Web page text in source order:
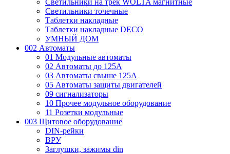
Светильники на трек WOLTA магнитные
Светильники точечные
Таблетки накладные
Таблетки накладные DECO
УМНЫЙ ДОМ
002 Автоматы
01 Модульные автоматы
02 Автоматы до 125А
03 Автоматы свыше 125А
05 Автоматы защиты двигателей
09 сигнализаторы
10 Прочее модульное оборудование
11 Розетки модульные
003 Щитовое оборудование
DIN-рейки
ВРУ
Заглушки, зажимы din